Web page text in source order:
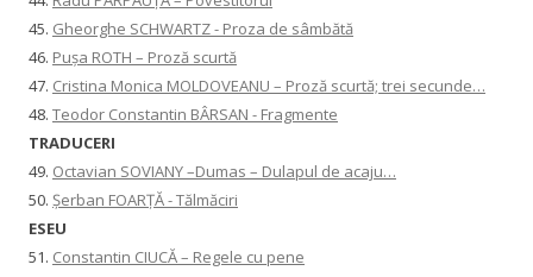
45. Gheorghe SCHWARTZ - Proza de sâmbătă
46. Pușa ROTH – Proză scurtă
47. Cristina Monica MOLDOVEANU – Proză scurtă; trei secunde…
48. Teodor Constantin BÂRSAN - Fragmente
TRADUCERI
49. Octavian SOVIANY –Dumas – Dulapul de acaju…
50. Șerban FOARȚĂ - Tălmăciri
ESEU
51. Constantin CIUCĂ – Regele cu pene